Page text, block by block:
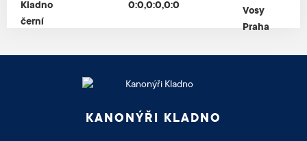
0:0,0:0,0:0
KANONÝŘI KLADNO